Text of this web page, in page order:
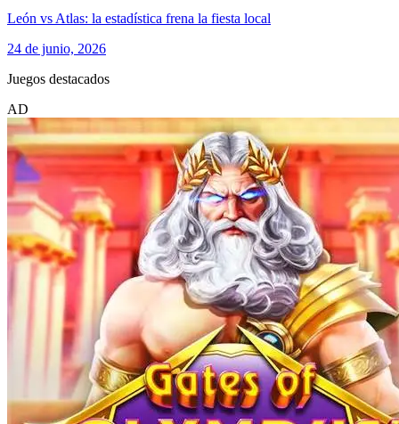
León vs Atlas: la estadística frena la fiesta local
24 de junio, 2026
Juegos destacados
AD